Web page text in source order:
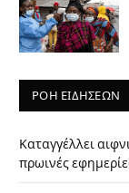
ΡΟΗ ΕΙΔΗΣΕΩΝ
Καταγγέλλει
πρωινές